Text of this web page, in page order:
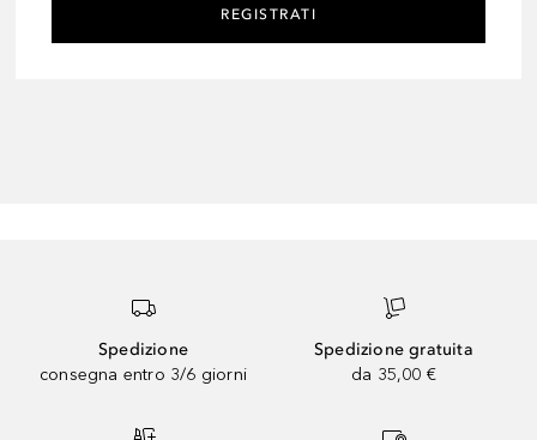
REGISTRATI
Spedizione
consegna entro 3/6 giorni
Spedizione gratuita
da 35,00 €